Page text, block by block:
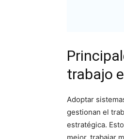
trabajo
Adoptar
gestionan el
estratégica.